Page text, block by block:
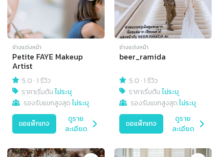
ช่างแต่งหน้า
Petite FAYE Makeup
Artist
5.0 ·1 รีวิว
ราคาเริ่มต้นไม่ระบุ
รองรับแขกสูงสุดไม่ระบุ
ขอแพ็กเกจ
ดูราย
ละเอียด
ช่างแต่งหน้า
beer_ramida
5.0 ·1 รีวิว
ราคาเริ่มต้นไม่ระบุ
รองรับแขกสูงสุดไม่ระบุ
ขอแพ็กเกจ
ดูราย
ละเอียด